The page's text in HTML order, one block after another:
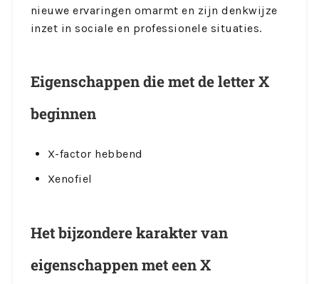
nieuwe ervaringen omarmt en zijn denkwijze
inzet in sociale en professionele situaties.
Eigenschappen die met de letter X
beginnen
X-factor hebbend
Xenofiel
Het bijzondere karakter van
eigenschappen met een X